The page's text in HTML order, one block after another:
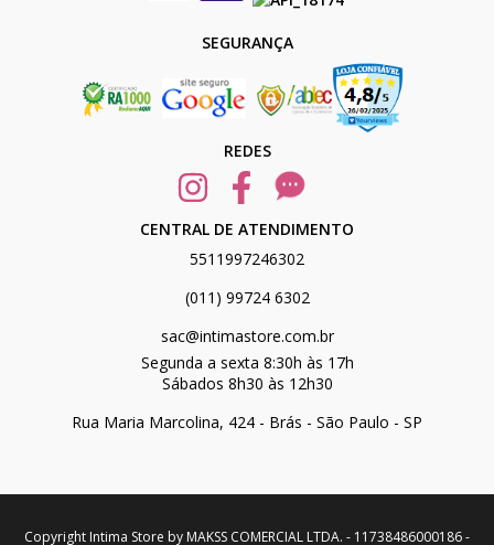
SEGURANÇA
REDES
CENTRAL DE ATENDIMENTO
5511997246302
(011) 99724 6302
sac@intimastore.com.br
Segunda a sexta 8:30h às 17h
Sábados 8h30 às 12h30
Rua Maria Marcolina, 424 - Brás - São Paulo - SP
Copyright Intima Store by MAKSS COMERCIAL LTDA. - 11738486000186 -